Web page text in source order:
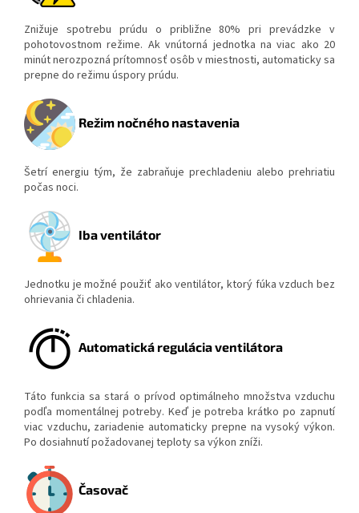
Znižuje spotrebu prúdu o približne 80% pri prevádzke v
pohotovostnom režime. Ak vnútorná jednotka na viac ako 20
minút nerozpozná prítomnosť osôb v miestnosti, automaticky sa
prepne do režimu úspory prúdu.
Režim nočného nastavenia
Šetrí energiu tým, že zabraňuje prechladeniu alebo prehriatiu
počas noci.
Iba ventilátor
Jednotku je možné použiť ako ventilátor, ktorý fúka vzduch bez
ohrievania či chladenia.
Automatická regulácia ventilátora
Táto funkcia sa stará o prívod optimálneho množstva vzduchu
podľa momentálnej potreby. Keď je potreba krátko po zapnutí
viac vzduchu, zariadenie automaticky prepne na vysoký výkon.
Po dosiahnutí požadovanej teploty sa výkon zníži.
Časovač